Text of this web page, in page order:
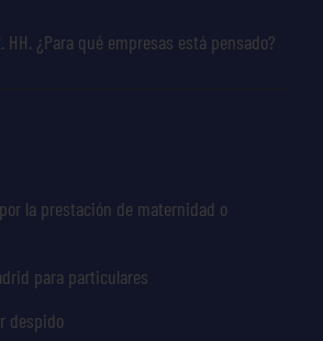
HH. ¿Para qué empresas está pensado?
la prestación de maternidad o
para particulares
despido